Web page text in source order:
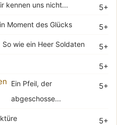
5+
kennen uns nicht...
5+
Moment des Glücks
5+
So wie ein Heer Soldaten
5+
5+
Ein Pfeil, der
abgeschosse...
5+